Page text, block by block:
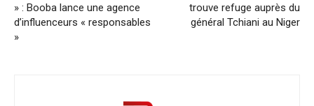
» : Booba lance une agence
d’influenceurs « responsables
»
trouve refuge auprès du
général Tchiani au Niger